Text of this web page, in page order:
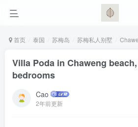
首页 泰国 苏梅岛 苏梅私人别墅
Villa Poda in Chaweng
bedrooms
Cao
2年前更新